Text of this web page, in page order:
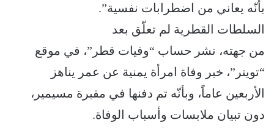
بأنّه يعاني من اضطرابات نفسية”.
السلطات القطرية لم تعلّق بعد
من جهته، نشر حساب “وفيات قطر”، في موقع
“تويتر”، خبر وفاة امرأة يمنية عن عمر يناهز
الأربعين عاماً، وبأنّه تم دفنها في مقبرة مسيمير،
دون تبيان ملابسات وأسباب الوفاة.